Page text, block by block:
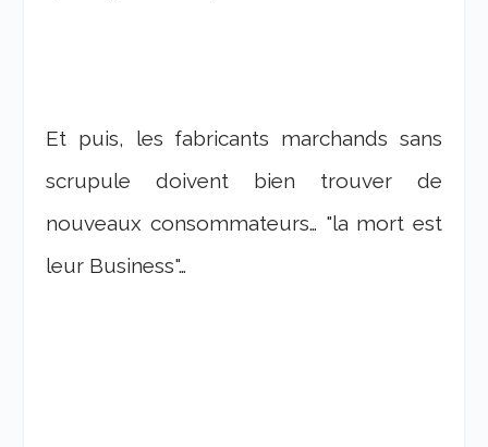
Et puis, les fabricants marchands sans
scrupule doivent bien trouver de
nouveaux consommateurs… "la mort est
leur Business"…